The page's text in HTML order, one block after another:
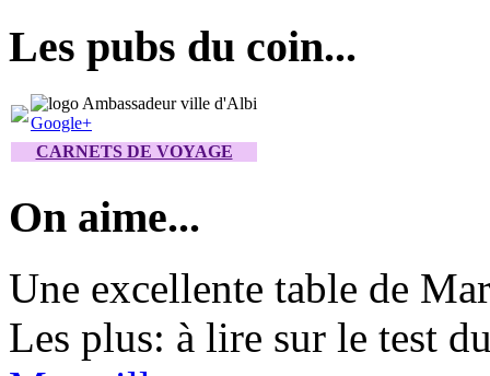
Les pubs du coin...
Google+
CARNETS DE VOYAGE
On aime...
Une excellente table de
Les plus: à lire sur le test